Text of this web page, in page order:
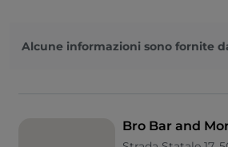
Alcune informazioni sono fornite
Bro Bar and